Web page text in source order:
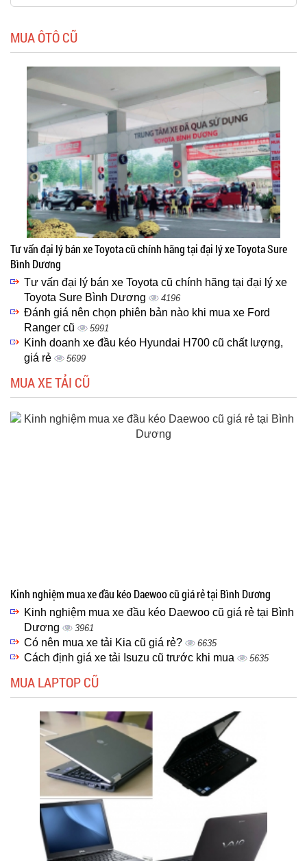
MUA ÔTÔ CŨ
Tư vấn đại lý bán xe Toyota cũ chính hãng tại đại lý xe Toyota Sure
Bình Dương
Tư vấn đại lý bán xe Toyota cũ chính hãng tại đại lý xe
Toyota Sure Bình Dương
4196
Đánh giá nên chọn phiên bản nào khi mua xe Ford
Ranger cũ
5991
Kinh doanh xe đầu kéo Hyundai H700 cũ chất lượng,
giá rẻ
5699
MUA XE TẢI CŨ
Kinh nghiệm mua xe đầu kéo Daewoo cũ giá rẻ tại Bình Dương
Kinh nghiệm mua xe đầu kéo Daewoo cũ giá rẻ tại Bình
Dương
3961
Có nên mua xe tải Kia cũ giá rẻ? 6635
Cách định giá xe tải Isuzu cũ trước khi mua 5635
MUA LAPTOP CŨ